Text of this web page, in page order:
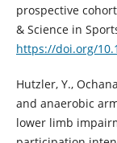
prospective
& Science in
https://doi.org/
Hutzler, Y.,
and anaerobic
lower limb